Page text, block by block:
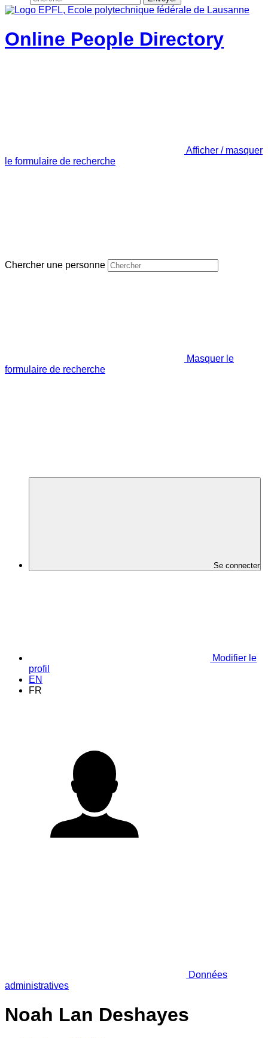
Online People Directory
Afficher / masquer
le formulaire de recherche
Chercher une personne
Masquer le
formulaire de recherche
Se connecter
Modifier le
profil
EN
FR
Données
administratives
Noah Lan Deshayes